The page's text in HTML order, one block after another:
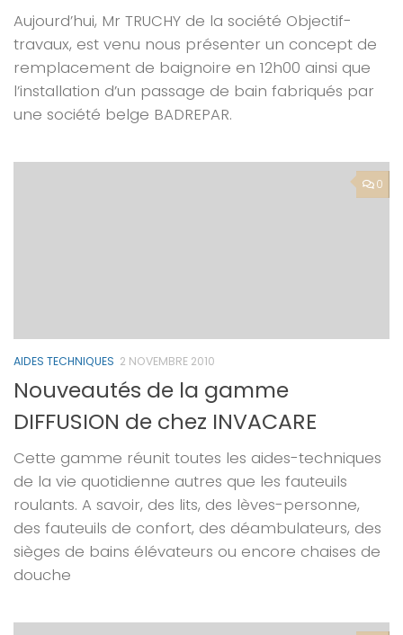
Aujourd’hui, Mr TRUCHY de la société Objectif-
travaux, est venu nous présenter un concept de
remplacement de baignoire en 12h00 ainsi que
l’installation d’un passage de bain fabriqués par
une société belge BADREPAR.
0
AIDES TECHNIQUES 2 NOVEMBRE 2010
Nouveautés de la gamme
DIFFUSION de chez INVACARE
Cette gamme réunit toutes les aides-techniques
de la vie quotidienne autres que les fauteuils
roulants. A savoir, des lits, des lèves-personne,
des fauteuils de confort, des déambulateurs, des
sièges de bains élévateurs ou encore chaises de
douche